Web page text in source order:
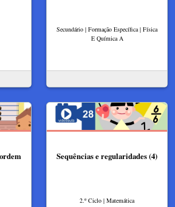
Secundário | Formação Específica | Física
E Química A
Sequências e regularidades (4)
2.º Ciclo | Matemática